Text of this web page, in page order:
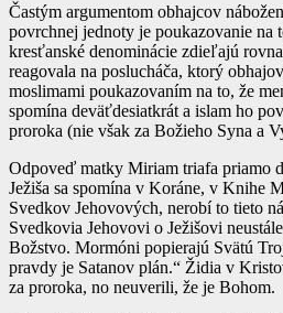
Častým argumentom obhajcov
povrchnej jednoty je poukazovanie na
kresťanské denominácie zdieľajú
reagovala na poslucháča, ktorý
moslimami poukazovaním na to, že
spomína deväťdesiatkrát a islam ho
proroka (nie však za Božieho Syna a
Odpoveď matky Miriam triafa priamo
Ježiša sa spomína v Koráne, v Knihe
Svedkov Jehovových, nerobí to tieto
Svedkovia Jehovovi o Ježišovi
Božstvo. Mormóni popierajú Svätú
pravdy je Satanov plán.“ Židia v
za proroka, no neuverili, že je Bohom.